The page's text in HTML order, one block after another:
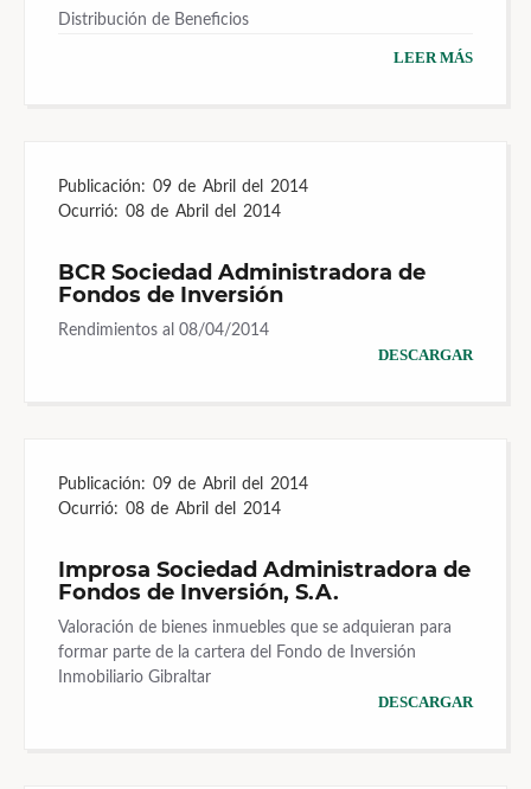
Distribución de Beneficios
LEER MÁS
Publicación: 09 de Abril del 2014
Ocurrió: 08 de Abril del 2014
BCR Sociedad Administradora de
Fondos de Inversión
Rendimientos al 08/04/2014
DESCARGAR
Publicación: 09 de Abril del 2014
Ocurrió: 08 de Abril del 2014
Improsa Sociedad Administradora de
Fondos de Inversión, S.A.
Valoración de bienes inmuebles que se adquieran para
formar parte de la cartera del Fondo de Inversión
Inmobiliario Gibraltar
DESCARGAR